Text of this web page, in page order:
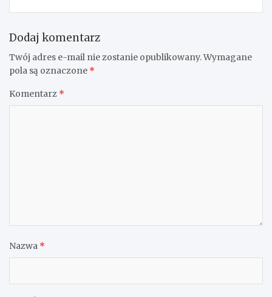
Dodaj komentarz
Twój adres e-mail nie zostanie opublikowany.Wymagane
pola są oznaczone *
Komentarz *
Nazwa *